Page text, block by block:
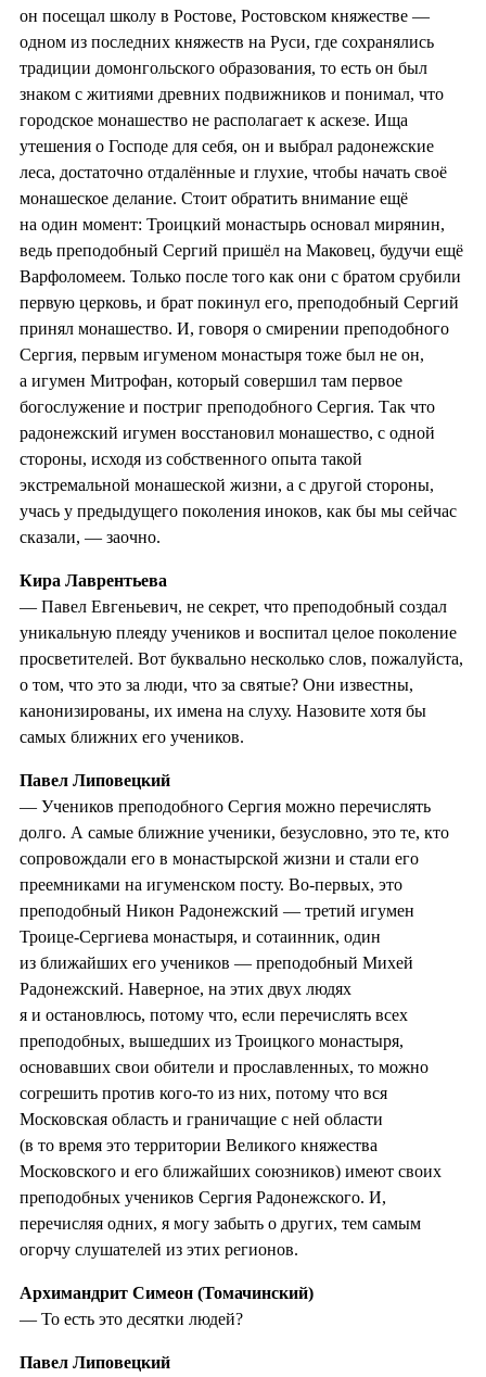
он посещал школу в Ростове, Ростовском княжестве —
одном из последних княжеств на Руси, где сохранялись
традиции домонгольского образования, то есть он был
знаком с житиями древних подвижников и понимал, что
городское монашество не располагает к аскезе. Ища
утешения о Господе для себя, он и выбрал радонежские
леса, достаточно отдалённые и глухие, чтобы начать своё
монашеское делание. Стоит обратить внимание ещё
на один момент: Троицкий монастырь основал мирянин,
ведь преподобный Сергий пришёл на Маковец, будучи ещё
Варфоломеем. Только после того как они с братом срубили
первую церковь, и брат покинул его, преподобный Сергий
принял монашество. И, говоря о смирении преподобного
Сергия, первым игуменом монастыря тоже был не он,
а игумен Митрофан, который совершил там первое
богослужение и постриг преподобного Сергия. Так что
радонежский игумен восстановил монашество, с одной
стороны, исходя из собственного опыта такой
экстремальной монашеской жизни, а с другой стороны,
учась у предыдущего поколения иноков, как бы мы сейчас
сказали, — заочно.
Кира Лаврентьева
— Павел Евгеньевич, не секрет, что преподобный создал
уникальную плеяду учеников и воспитал целое поколение
просветителей. Вот буквально несколько слов, пожалуйста,
о том, что это за люди, что за святые? Они известны,
канонизированы, их имена на слуху. Назовите хотя бы
самых ближних его учеников.
Павел Липовецкий
— Учеников преподобного Сергия можно перечислять
долго. А самые ближние ученики, безусловно, это те, кто
сопровождали его в монастырской жизни и стали его
преемниками на игуменском посту. Во-первых, это
преподобный Никон Радонежский — третий игумен
Троице-Сергиева монастыря, и сотаинник, один
из ближайших его учеников — преподобный Михей
Радонежский. Наверное, на этих двух людях
я и остановлюсь, потому что, если перечислять всех
преподобных, вышедших из Троицкого монастыря,
основавших свои обители и прославленных, то можно
согрешить против кого-то из них, потому что вся
Московская область и граничащие с ней области
(в то время это территории Великого княжества
Московского и его ближайших союзников) имеют своих
преподобных учеников Сергия Радонежского. И,
перечисляя одних, я могу забыть о других, тем самым
огорчу слушателей из этих регионов.
Архимандрит Симеон (Томачинский)
— То есть это десятки людей?
Павел Липовецкий